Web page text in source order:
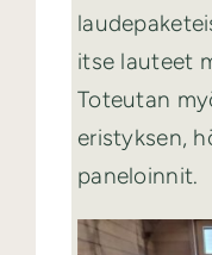
itse lauteet
Toteutan
eristyksen,
paneloinnit.